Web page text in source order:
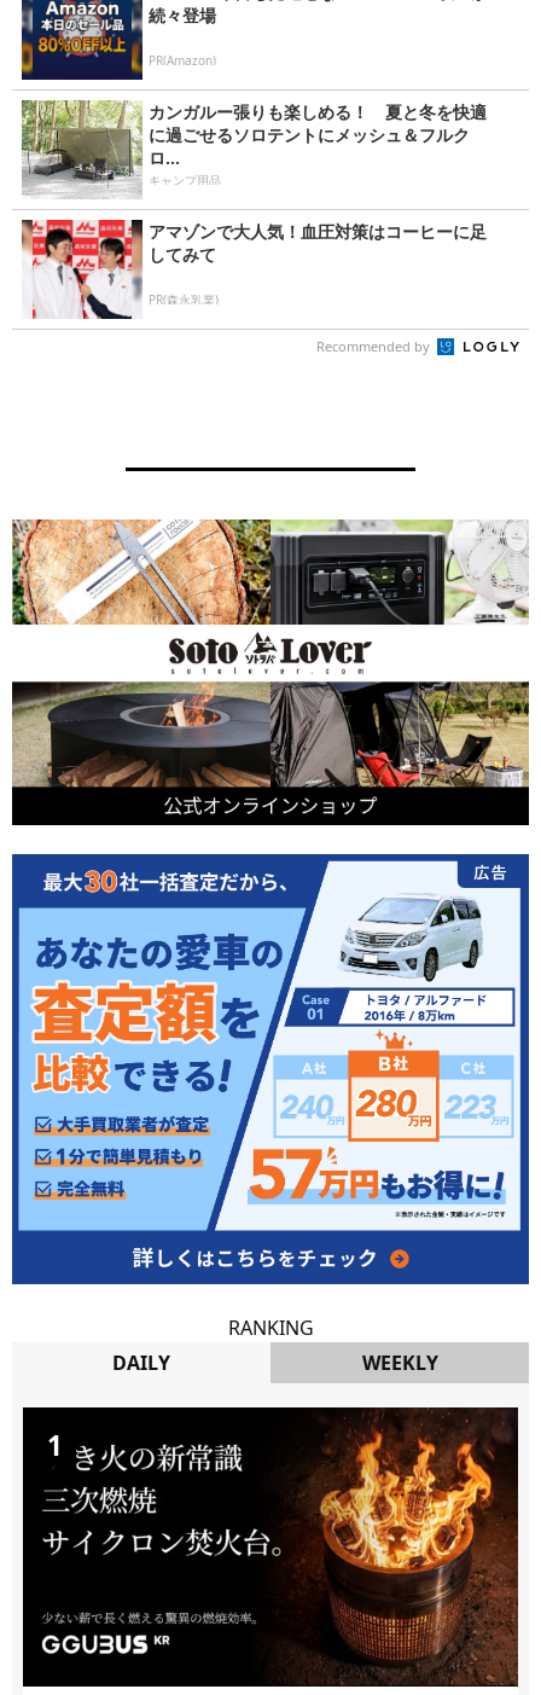
続々登場
PR(Amazon)
カンガルー張りも楽しめる！ 夏と冬を快適
に過ごせるソロテントにメッシュ＆フルク
ロ...
キャンプ用品
アマゾンで大人気！血圧対策はコーヒーに足
してみて
PR(森永乳業)
Recommended by
RANKING
DAILY
WEEKLY